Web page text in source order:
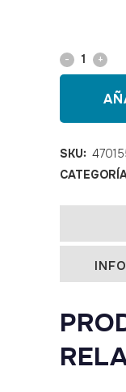
Chaqueta
mujer
color
fucsia
quantity
SKU: